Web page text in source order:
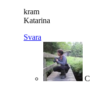
kram
Katarina
Svara